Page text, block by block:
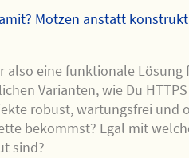
Motzen anstatt
also eine funktionale Lösung
Varianten, wie Du
robust, wartungsfrei und
bekommst? Egal mit
sind?